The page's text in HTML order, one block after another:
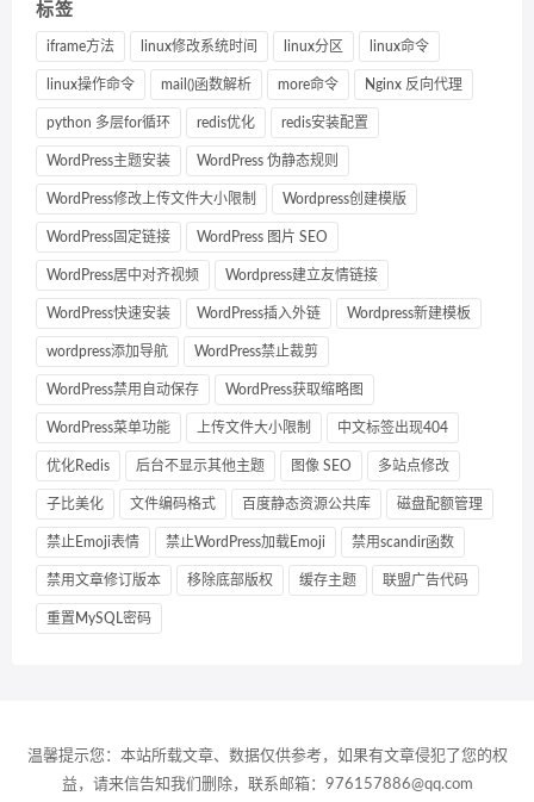
标签
iframe方法 linux修改系统时间 linux分区 linux命令
linux操作命令 mail()函数解析 more命令 Nginx 反向代理
python 多层for循环 redis优化 redis安装配置
WordPress主题安装 WordPress 伪静态规则
WordPress修改上传文件大小限制 Wordpress创建模版
WordPress固定链接 WordPress 图片 SEO
WordPress居中对齐视频 Wordpress建立友情链接
WordPress快速安装 WordPress插入外链 Wordpress新建模板
wordpress添加导航 WordPress禁止裁剪
WordPress禁用自动保存 WordPress获取缩略图
WordPress菜单功能 上传文件大小限制 中文标签出现404
优化Redis 后台不显示其他主题 图像 SEO 多站点修改
子比美化 文件编码格式 百度静态资源公共库 磁盘配额管理
禁止Emoji表情 禁止WordPress加载Emoji 禁用scandir函数
禁用文章修订版本 移除底部版权 缓存主题 联盟广告代码
重置MySQL密码
温馨提示您：本站所载文章、数据仅供参考，如果有文章侵犯了您的权
益，请来信告知我们删除，联系邮箱：976157886@qq.com